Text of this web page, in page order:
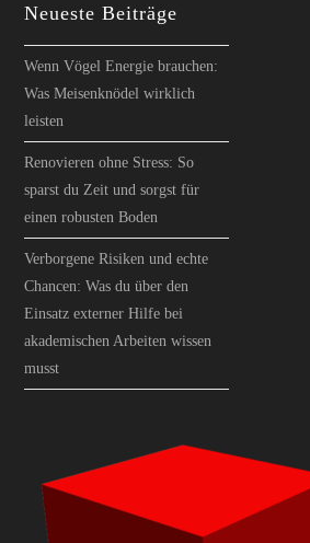
Neueste Beiträge
Wenn Vögel Energie brauchen:
Was Meisenknödel wirklich
leisten
Renovieren ohne Stress: So
sparst du Zeit und sorgst für
einen robusten Boden
Verborgene Risiken und echte
Chancen: Was du über den
Einsatz externer Hilfe bei
akademischen Arbeiten wissen
musst